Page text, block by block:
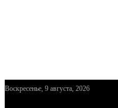
Воскресенье, 9 августа, 2026